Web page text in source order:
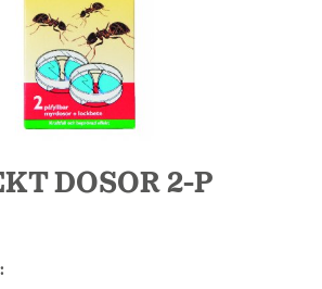
DOSOR 2-P